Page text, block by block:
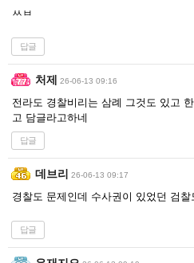
ㅆㅂ
답글
처제 26-06-13 09:16
전라도 경찰비리는 삼례 그것도 있고
고 담글라고하네
답글
데브리 26-06-13 09:17
경찰도 문제인데 수사권이 있었던 검
답글